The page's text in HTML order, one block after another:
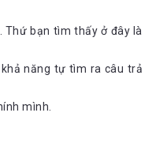
Thứ bạn tìm thấy ở đây là
năng tự tìm ra câu trả
mình.